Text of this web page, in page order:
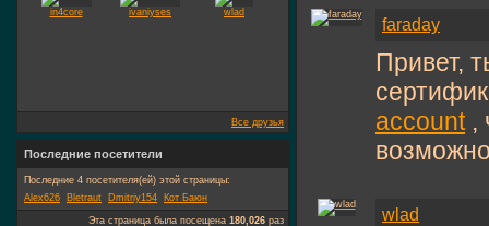
faraday
Привет,
account,
wlad
in4core ivaniyses wlad
Все друзья
Последние посетители
Последние 4 посетителя(ей) этой страницы:
Alex626
Bletraut Dmitriy154 Кот Баюн
Эта страница была посещена 180,026 раз